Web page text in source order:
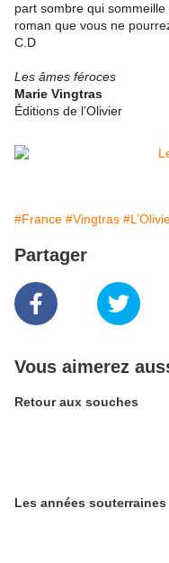
part sombre qui
roman que vous ne
C.D
Les âmes féroces
Marie Vingtras
Éditions de l’Olivier
#France #Vingtras
Partager
Vous aimerez
Retour aux souches
Les années souterraines